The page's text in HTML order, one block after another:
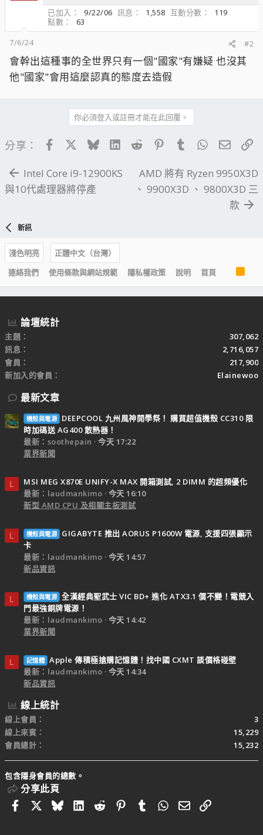
已加入
9/22/06 訊息 1,558 互動分數
119
點數
63
7/6/24
#2
會幹出這種事的全世界只有一個"國家"有嫌疑 也沒其
他"國家"會用這麼認真的態度去造假
你必須登入或註冊才能在此回覆。
分享： FacebookBlueskyLinkedIn
Reddit PinterestTumblrWhatsApp
電子
Intel Core i9-12900KS
與10代處理器將停產
AMD 將有 Ryzen 9950X3D
、 9900X3D 、 9800X3D 三
款
新訊
淺色明亮
正體中文（台灣）
連絡我們
使用條款與網站規範 隱私權政策 說明 首頁
R
S
S
論壇統計
主題
307,062
訊息
2,716,057
會員
217,900
新加入的會員
Elainewoo
最新文章
機殼與電源
DEEPCOOL 九州風神開學祭！ 購買超值機殼 CC310 限
時加碼送 AG400 散熱器！
最新：soothepain
今天 17:22
業界新聞
L
MSI MEG X870E UNIFY-X MAX 開箱測試, 2 DIMM 的超頻優化
最新：laudmankimo
今天 16:10
新型 AMD CPU 及相關主板測試
L 機殼與電源
GIGABYTE 推出 AORUS P1600W 電源, 支援四張顯示
卡
最新：laudmankimo
今天 14:57
新品資訊
L 機殼與電源 全漢經典聖武士 VIC BD+ 進化 ATX3.1 價不變！電競入
門最強銅牌電源！
最新：laudmankimo
今天 14:42
業界新聞
L 記憶體 Apple 傳積極搶購記憶體！找中國 CXMT 談價格碰壁
最新：laudmankimo
今天 14:34
新品資訊
線上統計
線上會員
3
線上來賓
15,229
會員總計
15,232
包含隱身會員的總數。
分享此頁
FacebookBlueskyLinkedIn
RedditPinterestTumblrWhatsApp
電子郵件
連結